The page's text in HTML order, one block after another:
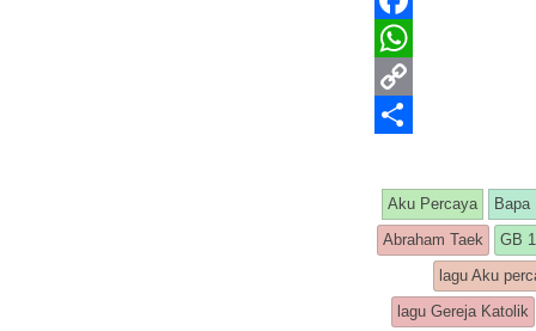
F
a
c
b
o
W
h
s
C
p
y
h
a
Aku Percaya
Bapa
Abraham Taek
GB
lagu Aku
lagu Gereja Katolik